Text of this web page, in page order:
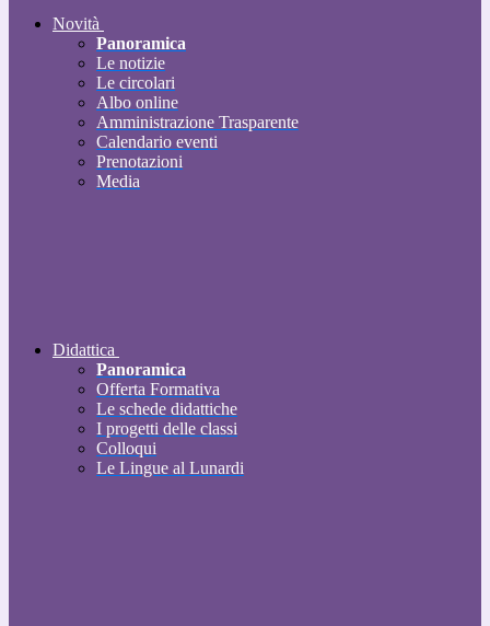
Novità
Panoramica
Le notizie
Le circolari
Albo online
Amministrazione Trasparente
Calendario eventi
Prenotazioni
Media
Didattica
Panoramica
Offerta Formativa
Le schede didattiche
I progetti delle classi
Colloqui
Le Lingue al Lunardi